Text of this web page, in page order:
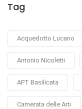
Tag
Acquedotto Lucano
Antonio Nicoletti
APT Basilicata
Camerata delle Arti